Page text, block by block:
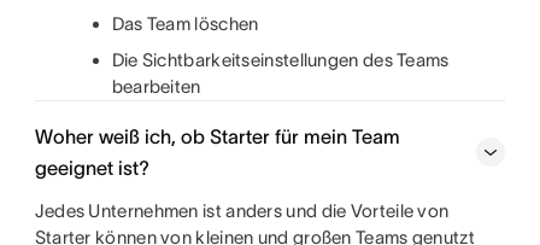
Das Team löschen
Die Sichtbarkeitseinstellungen des Teams
bearbeiten
Woher weiß ich, ob Starter für mein Team
geeignet ist?
Jedes Unternehmen ist anders und die Vorteile von
Starter können von kleinen und großen Teams genutzt